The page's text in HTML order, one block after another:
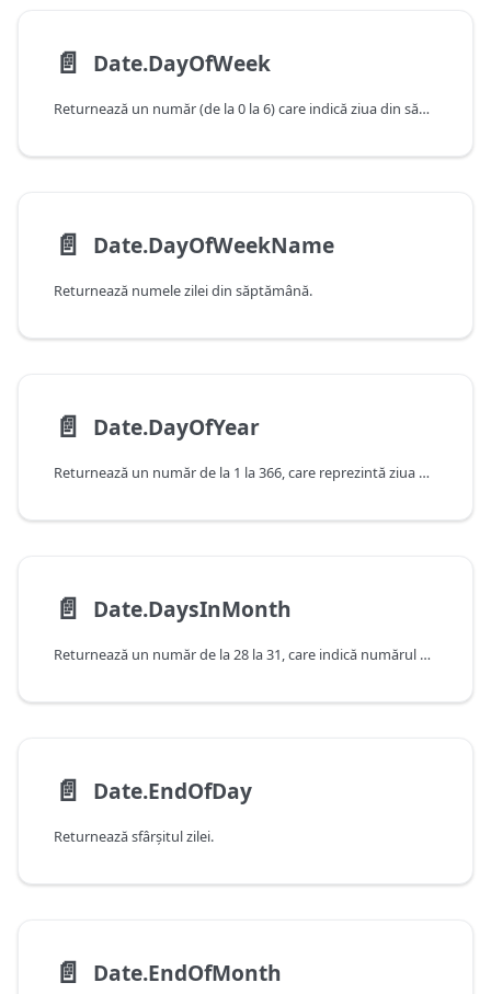
📄️ Date.DayOfWeek
Returnează un număr (de la 0 la 6) care indică ziua din săptămână în care cade valoarea furnizată.
📄️ Date.DayOfWeekName
Returnează numele zilei din săptămână.
📄️ Date.DayOfYear
Returnează un număr de la 1 la 366, care reprezintă ziua din an.
📄️ Date.DaysInMonth
Returnează un număr de la 28 la 31, care indică numărul de zile din lună.
📄️ Date.EndOfDay
Returnează sfârșitul zilei.
📄️ Date.EndOfMonth